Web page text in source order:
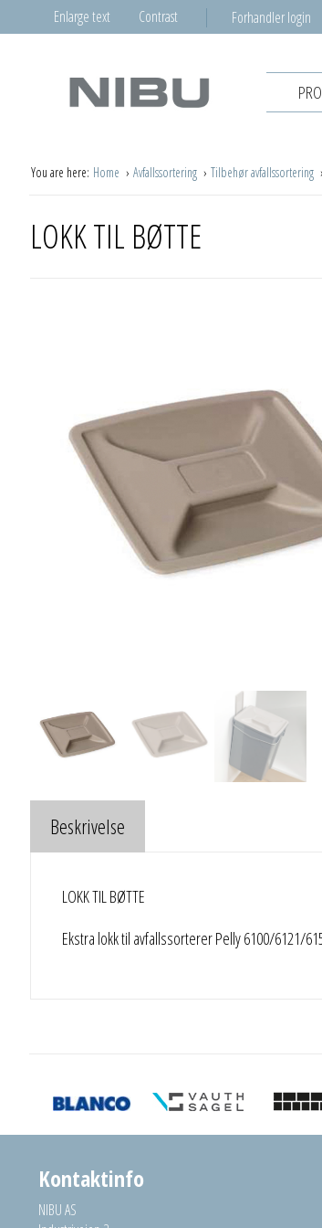
Enlarge text Contrast Forhandler login
You are here: Home Avfallssortering Tilbehør avfallssortering
LOKK TIL BØTTE
Beskrivelse
LOKK TIL BØTTE
Ekstra lokk til avfallssorterer Pelly 6100/6121/
Kontaktinfo
NIBU AS